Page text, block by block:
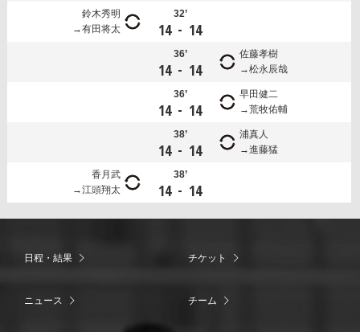
鈴木秀明
有田将太
32’
14 - 14
36’
14 - 14
佐藤孝樹
松永辰哉
36’
14 - 14
早田健二
荒牧佑輔
38’
14 - 14
浦真人
進藤猛
香月武
江頭翔太
38’
14 - 14
日程・結果 チケット
ニュース チーム